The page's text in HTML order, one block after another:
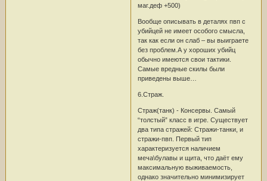
маг.деф +500)
Вообще описывать в деталях пвп с
убийцей не имеет особого смысла,
так как если он слаб – вы выиграете
без проблем.А у хороших убийц
обычно имеются свои тактики.
Самые вредные скилы были
приведены выше…
6.Страж.
Страж(танк) - Консервы. Самый
“толстый” класс в игре. Существует
два типа стражей: Стражи-танки, и
стражи-пвп. Первый тип
характеризуется наличием
меча\булавы и щита, что даёт ему
максимальную выживаемость,
однако значительно минимизирует